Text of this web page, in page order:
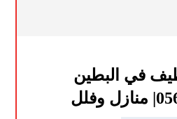
في البطين